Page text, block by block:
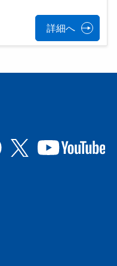
詳細へ